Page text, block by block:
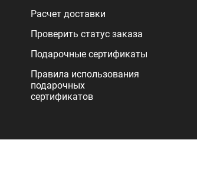
Расчет доставки
Проверить статус заказа
Подарочные сертификаты
Правила использования
подарочных
сертификатов